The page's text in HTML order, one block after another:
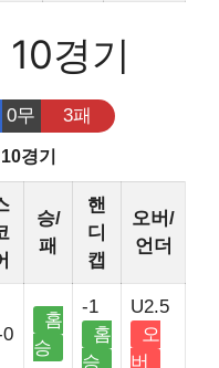
경기
0무 3패
경기
승/
패
핸
디
캡
오버/
언더
홈
승
-1
홈
승
U2.5
오
버